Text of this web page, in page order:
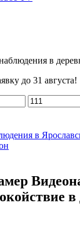
в
до 31 августа!
в
в